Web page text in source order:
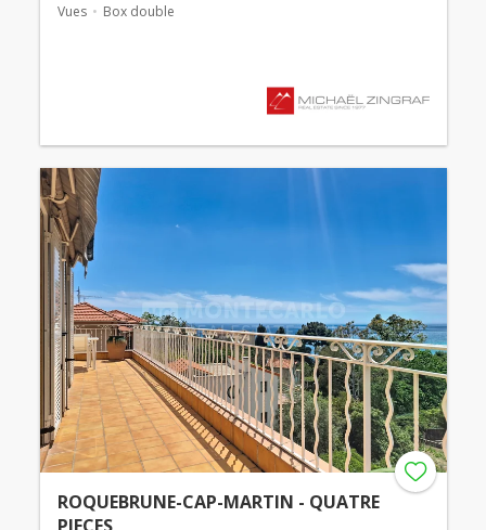
Vues Box double
ROQUEBRUNE-CAP-MARTIN - QUATRE